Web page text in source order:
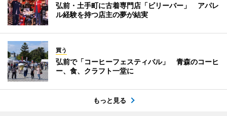
弘前・土手町に古着専門店「ビリーバー」 アパレ
ル経験を持つ店主の夢が結実
買う
弘前で「コーヒーフェスティバル」 青森のコーヒ
ー、食、クラフト一堂に
もっと見る